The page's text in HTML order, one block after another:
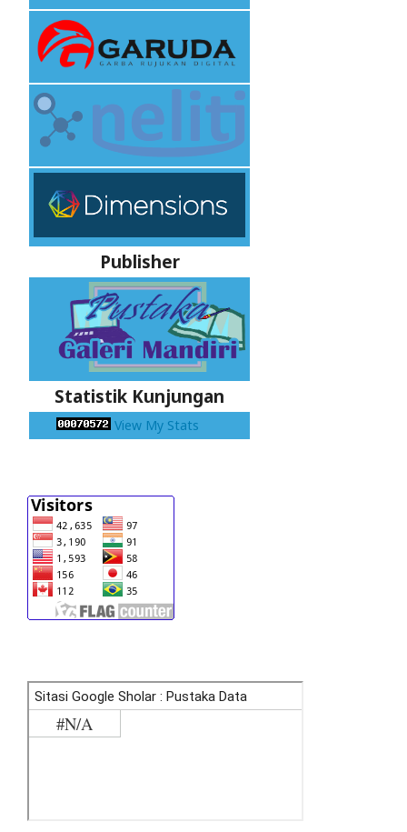
Publisher
Statistik Kunjungan
View My Stats